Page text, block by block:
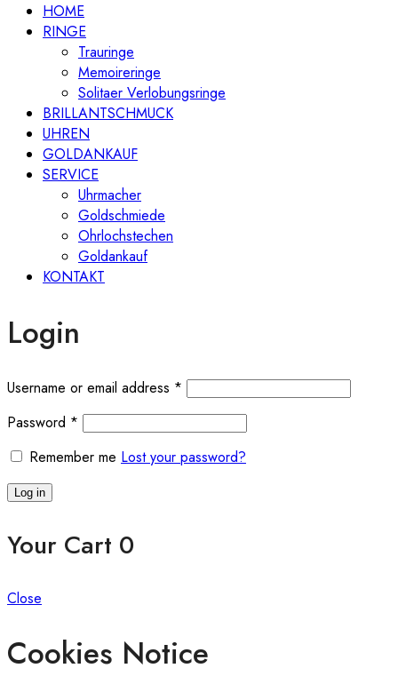
HOME
RINGE
Trauringe
Memoireringe
Solitaer Verlobungsringe
BRILLANTSCHMUCK
UHREN
GOLDANKAUF
SERVICE
Uhrmacher
Goldschmiede
Ohrlochstechen
Goldankauf
KONTAKT
Login
Username or email address * Required
Password * Required
Remember me Lost your password?
Log in
Your Cart 0
Close
Cookies Notice